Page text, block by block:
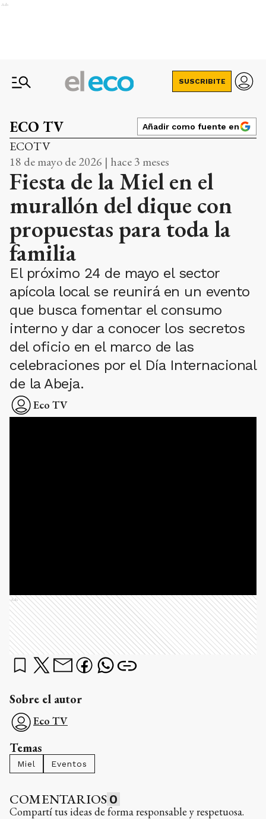
Ads
SUSCRIBITE
ECO TV Añadir como fuente en
ECOTV
18 de mayo de 2026 | hace 3 meses
Fiesta de la Miel en el
murallón del dique con
propuestas para toda la
familia
El próximo 24 de mayo el sector
apícola local se reunirá en un evento
que busca fomentar el consumo
interno y dar a conocer los secretos
del oficio en el marco de las
celebraciones por el Día Internacional
de la Abeja.
Eco TV
Ads
Sobre el autor
Eco TV
Temas
Miel Eventos
COMENTARIOS 0
Compartí tus ideas de forma responsable y respetuosa.